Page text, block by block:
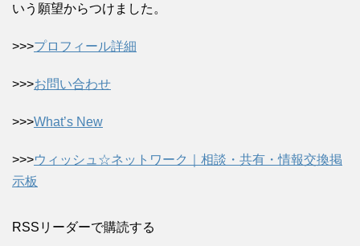
いう願望からつけました。
>>>プロフィール詳細
>>>お問い合わせ
>>>What’s New
>>>ウィッシュ☆ネットワーク｜相談・共有・情報交換掲
示板
RSSリーダーで購読する